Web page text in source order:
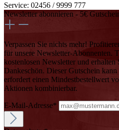
Service: 02456 / 9999 777
Newsletter abonnieren - 5€
Verpassen Sie nichts mehr!
für unsere Newsletter-Abonnenten.
kostenlosen Newsletter und erhalten
Dankeschön. Dieser Gutschein
erfordert einen Mindestbestellwert
Aktionen kombinierbar.
E-Mail-Adresse*